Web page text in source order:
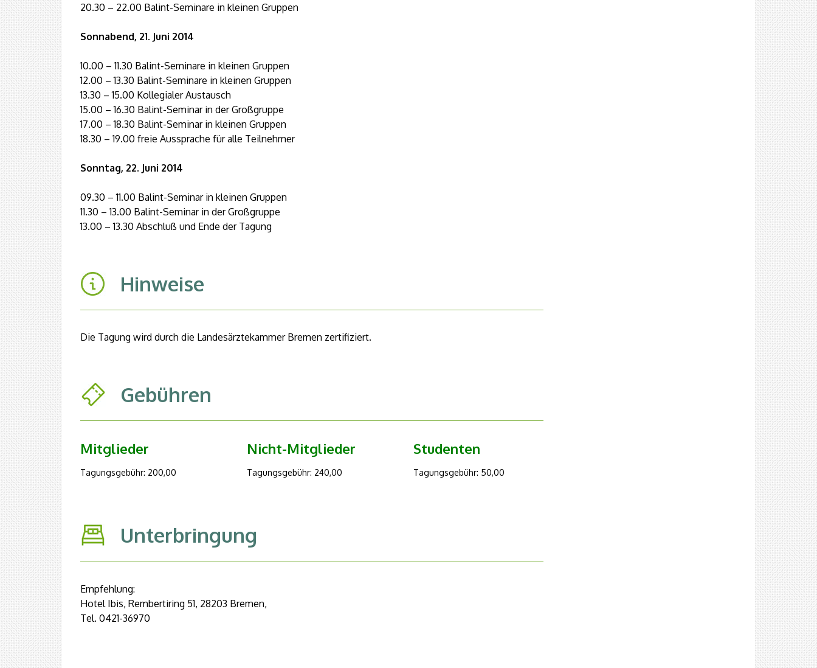
20.30 – 22.00 Balint-Seminare in kleinen Gruppen
Sonnabend, 21. Juni 2014
10.00 – 11.30 Balint-Seminare in kleinen Gruppen
12.00 – 13.30 Balint-Seminare in kleinen Gruppen
13.30 – 15.00 Kollegialer Austausch
15.00 – 16.30 Balint-Seminar in der Großgruppe
17.00 – 18.30 Balint-Seminar in kleinen Gruppen
18.30 – 19.00 freie Aussprache für alle Teilnehmer
Sonntag, 22. Juni 2014
09.30 – 11.00 Balint-Seminar in kleinen Gruppen
11.30 – 13.00 Balint-Seminar in der Großgruppe
13.00 – 13.30 Abschluß und Ende der Tagung
Hinweise
Die Tagung wird durch die Landesärztekammer Bremen zertifiziert.
Gebühren
Mitglieder
Tagungsgebühr: 200,00
Nicht-Mitglieder
Tagungsgebühr: 240,00
Studenten
Tagungsgebühr: 50,00
Unterbringung
Empfehlung:
Hotel Ibis, Rembertiring 51, 28203 Bremen,
Tel. 0421-36970